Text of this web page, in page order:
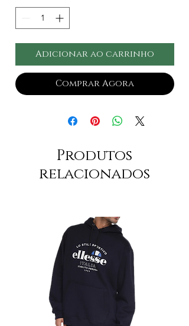
Adicionar ao carrinho
Comprar Agora
Produtos
relacionados